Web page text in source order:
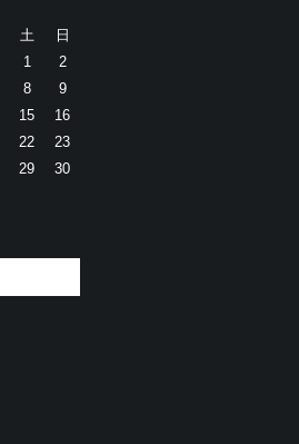
土 日
1
2
8
9
15
16
22
23
29
30